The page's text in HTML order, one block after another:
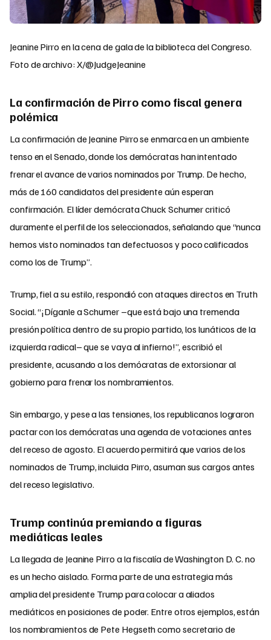
Jeanine Pirro en la cena de gala de la biblioteca del Congreso.
Foto de archivo: X/@JudgeJeanine
La confirmación de Pirro como fiscal genera
polémica
La confirmación de Jeanine Pirro se enmarca en un ambiente
tenso en el Senado, donde los demócratas han intentado
frenar el avance de varios nominados por Trump. De hecho,
más de 160 candidatos del presidente aún esperan
confirmación. El líder demócrata Chuck Schumer criticó
duramente el perfil de los seleccionados, señalando que “nunca
hemos visto nominados tan defectuosos y poco calificados
como los de Trump”.
Trump, fiel a su estilo, respondió con ataques directos en Truth
Social. “¡Díganle a Schumer –que está bajo una tremenda
presión política dentro de su propio partido, los lunáticos de la
izquierda radical– que se vaya al infierno!”, escribió el
presidente, acusando a los demócratas de extorsionar al
gobierno para frenar los nombramientos.
Sin embargo, y pese a las tensiones, los republicanos lograron
pactar con los demócratas una agenda de votaciones antes
del receso de agosto. El acuerdo permitirá que varios de los
nominados de Trump, incluida Pirro, asuman sus cargos antes
del receso legislativo.
Trump continúa premiando a figuras
mediáticas leales
La llegada de Jeanine Pirro a la fiscalía de Washington D. C. no
es un hecho aislado. Forma parte de una estrategia más
amplia del presidente Trump para colocar a aliados
mediáticos en posiciones de poder. Entre otros ejemplos, están
los nombramientos de Pete Hegseth como secretario de